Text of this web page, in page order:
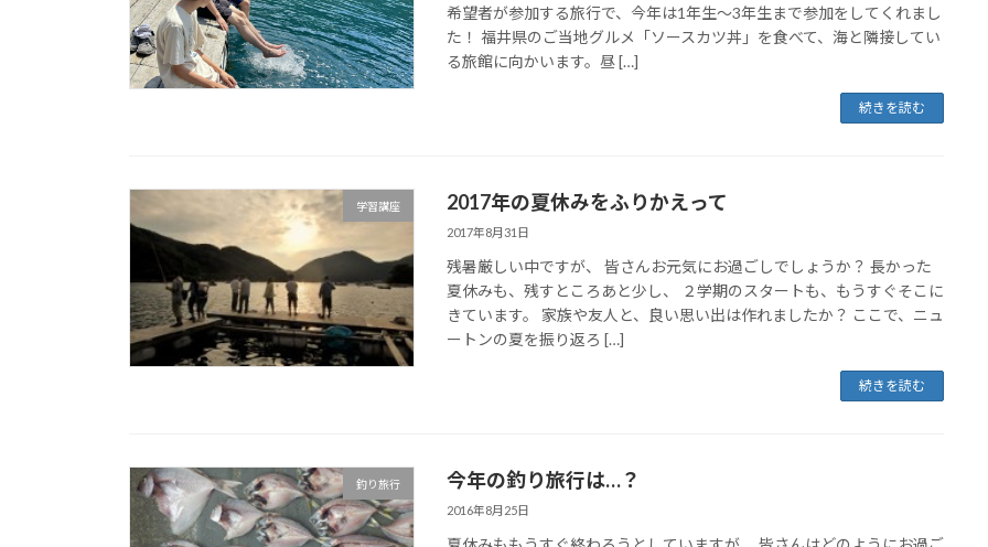
希望者が参加する旅行で、今年は1年生～3年生まで参加をしてくれまし
た！ 福井県のご当地グルメ「ソースカツ丼」を食べて、海と隣接してい
る旅館に向かいます。昼 […]
続きを読む
学習講座 2017年の夏休みをふりかえって
2017年8月31日
残暑厳しい中ですが、 皆さんお元気にお過ごしでしょうか？ 長かった
夏休みも、残すところあと少し、 ２学期のスタートも、もうすぐそこに
きています。 家族や友人と、良い思い出は作れましたか？ ここで、ニュ
ートンの夏を振り返ろ […]
続きを読む
釣り旅行 今年の釣り旅行は…？
2016年8月25日